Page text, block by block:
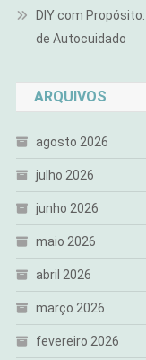
DIY com
de Autocuidado
ARQUIVOS
agosto 2026
julho 2026
junho 2026
maio 2026
abril 2026
março 2026
fevereiro 2026